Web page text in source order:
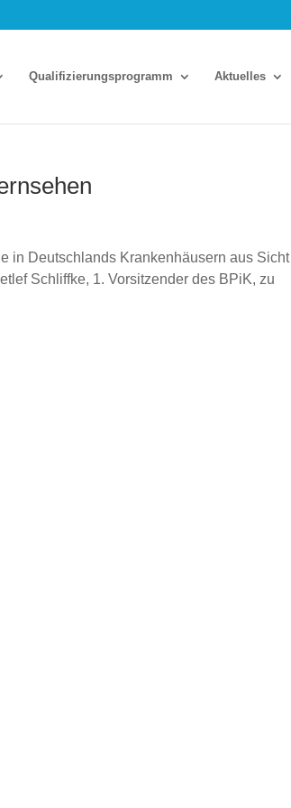
Qua­li­fi­zie­rungs­pro­gramm Aktu­el­les
in Deutschlands Krankenhäusern aus Sicht
Schliffke, 1. Vorsitzender des BPiK, zu